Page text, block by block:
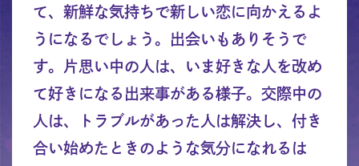
て、新鮮な気持ちで新しい恋に向かえるよ
うになるでしょう。出会いもありそうで
す。片思い中の人は、いま好きな人を改め
て好きになる出来事がある様子。交際中の
人は、トラブルがあった人は解決し、付き
合い始めたときのような気分になれるは